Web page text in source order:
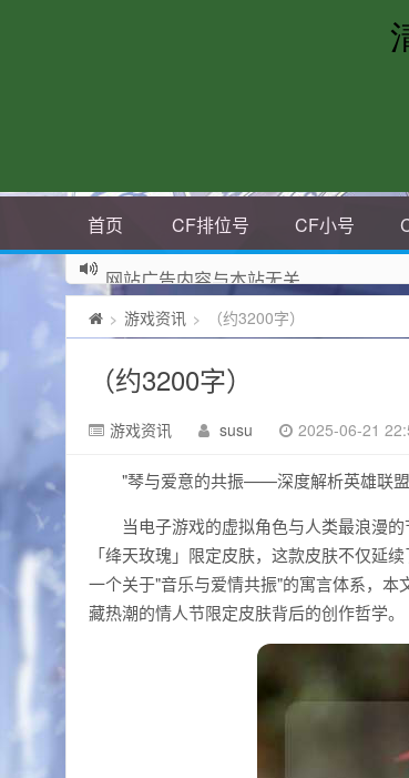
首页 CF排位号 CF小号
网站广告内容与本站无关
> 游戏资讯 > （约3200字）
（约3200字）
游戏资讯 susu 2025-06-21
"琴与爱意的共振——深度解析英雄联
当电子游戏的虚拟角色与人类最浪漫
「绛天玫瑰」限定皮肤，这款皮肤不仅延
一个关于"音乐与爱情共振"的寓言体系，
藏热潮的情人节限定皮肤背后的创作哲学。